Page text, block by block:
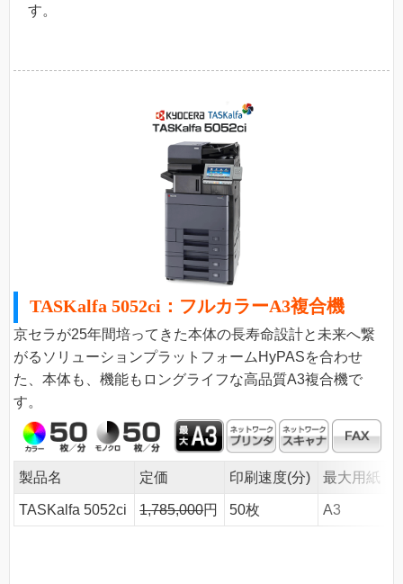
す。
TASKalfa 5052ci：フルカラーA3複合機
京セラが25年間培ってきた本体の長寿命設計と未来へ繋
がるソリューションプラットフォームHyPASを合わせ
た、本体も、機能もロングライフな高品質A3複合機で
す。
製品名 定価 印刷速度(分) 最大用紙
TASKalfa 5052ci 1,785,000円 50枚 A3